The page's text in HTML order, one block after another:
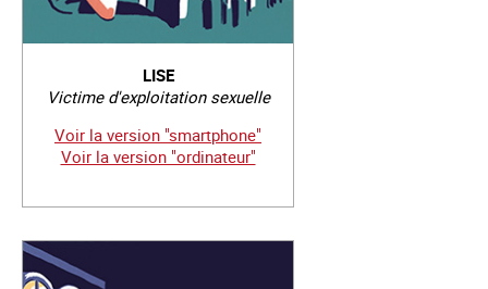
LISE
Victime d'exploitation sexuelle
Voir la version "smartphone"
Voir la version "ordinateur"